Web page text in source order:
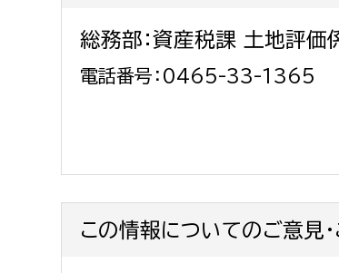
経営総務課
農業委員会事務局
農業委員会事務局
総務部：資産税課 土地評価
電話番号：0465-33-1365
この情報についてのご意見